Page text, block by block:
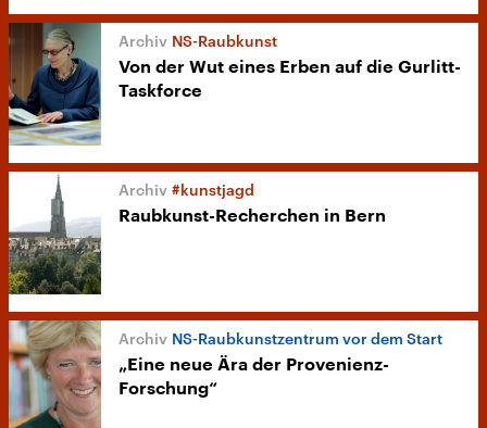
NS-Raubkunst
Von der Wut eines Erben auf die Gurlitt-
Taskforce
#kunstjagd
Raubkunst-Recherchen in Bern
NS-Raubkunstzentrum vor dem Start
„Eine neue Ära der Provenienz-
Forschung“